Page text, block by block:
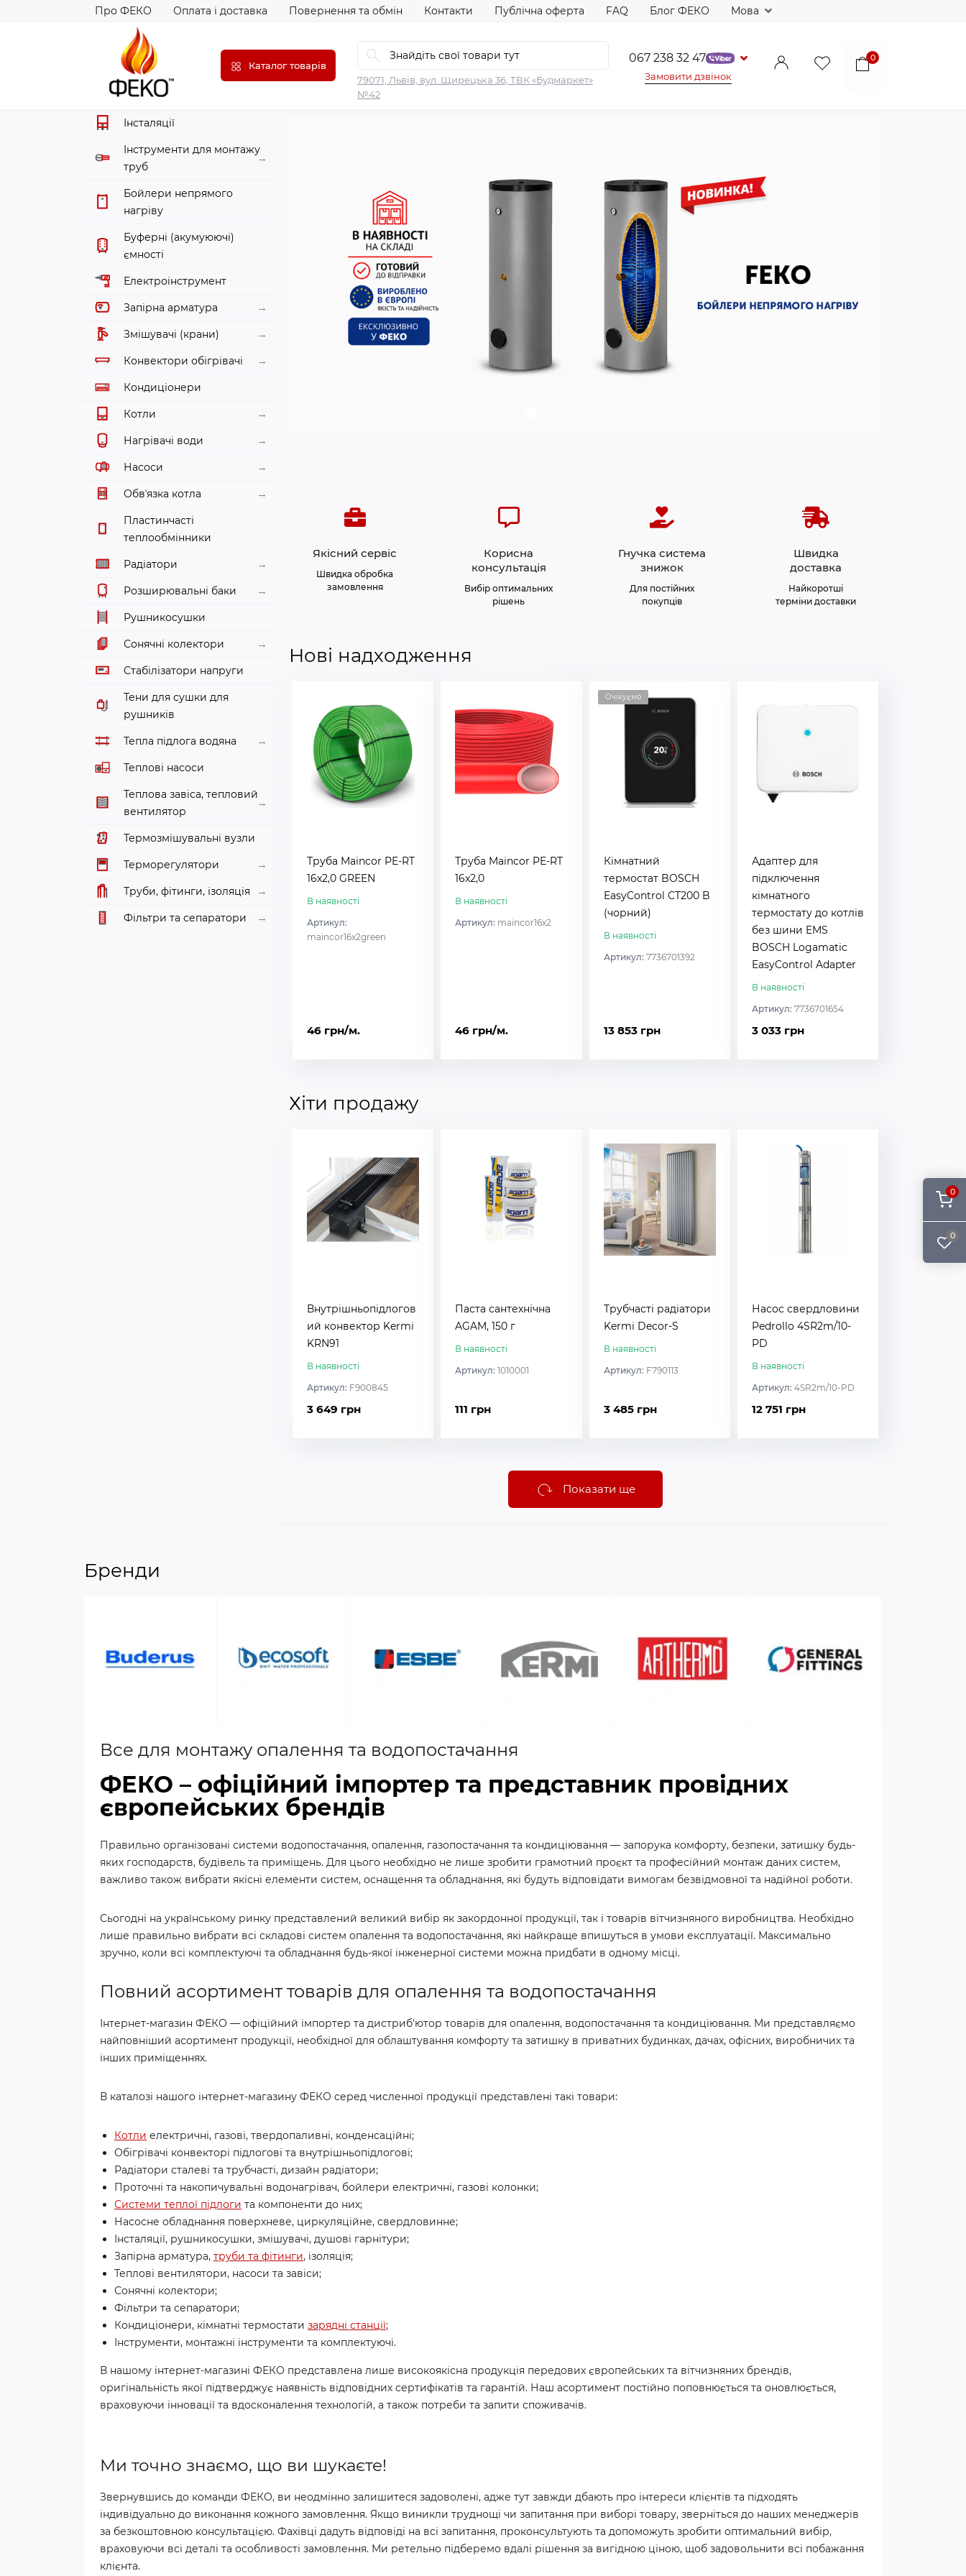
0
0
Про ФЕКО Оплата і доставка Повернення та обмін Контакти Публічна оферта FAQ Блог ФЕКО Мова
Каталог товарів
79071, Львів, вул. Щирецька 36, ТВК «Будмаркет»
№42
067 238 32 47
Замовити дзвінок
0
Інсталяції
Інструменти для монтажу
труб
Бойлери непрямого
нагріву
Буферні (акумуюючі)
ємності
Електроінструмент
Запірна арматура
Змішувачі (крани)
Конвектори обігрівачі
Кондиціонери
Котли
Нагрівачі води
Насоси
Обвʼязка котла
Пластинчасті
теплообмінники
Радіатори
Розширювальні баки
Рушникосушки
Сонячні колектори
Стабілізатори напруги
Тени для сушки для
рушників
Тепла підлога водяна
Теплові насоси
Теплова завіса, тепловий
вентилятор
Термозмішувальні вузли
Терморегулятори
Труби, фітинги, ізоляція
Фільтри та сепаратори
Якісний сервіс
Швидка обробка
замовлення
Корисна
консультація
Вибір оптимальних
рішень
Гнучка система
знижок
Для постійних
покупців
Швидка
доставка
Найкоротші
терміни доставки
Нові надходження
Труба Maincor PE-RT
16x2,0 GREEN
В наявності
Артикул:
maincor16x2green
46 грн/м.
Труба Maincor PE-RT
16x2,0
В наявності
Артикул: maincor16x2
46 грн/м.
Очікуємо
Кімнатний
термостат BOSCH
EasyControl CT200 B
(чорний)
В наявності
Артикул: 7736701392
13 853 грн
Адаптер для
підключення
кімнатного
термостату до котлів
без шини EMS
BOSCH Logamatic
EasyControl Adapter
В наявності
Артикул: 7736701654
3 033 грн
Хіти продажу
Внутрішньопідлогов
ий конвектор Kermi
KRN91
В наявності
Артикул: F900845
3 649 грн
Паста сантехнічна
AGAM, 150 г
В наявності
Артикул:1010001
111 грн
Трубчасті радіатори
Kermi Decor-S
В наявності
Артикул: F790113
3 485 грн
Насос свердловини
Pedrollo 4SR2m/10-
PD
В наявності
Артикул: 4SR2m/10-PD
12 751 грн
Показати ще
Бренди
Все для монтажу опалення та водопостачання
ФЕКО – офіційний імпортер та представник провідних
європейських брендів
Правильно організовані системи водопостачання, опалення, газопостачання та кондиціювання — запорука комфорту, безпеки, затишку будь-
яких господарств, будівель та приміщень. Для цього необхідно не лише зробити грамотний проєкт та професійний монтаж даних систем,
важливо також вибрати якісні елементи систем, оснащення та обладнання, які будуть відповідати вимогам безвідмовної та надійної роботи.
Сьогодні на українському ринку представлений великий вибір як закордонної продукції, так і товарів вітчизняного виробництва. Необхідно
лише правильно вибрати всі складові систем опалення та водопостачання, які найкраще впишуться в умови експлуатації. Максимально
зручно, коли всі комплектуючі та обладнання будь-якої інженерної системи можна придбати в одному місці.
Повний асортимент товарів для опалення та водопостачання
Інтернет-магазин ФЕКО — офіційний імпортер та дистриб'ютор товарів для опалення, водопостачання та кондиціювання. Ми представляємо
найповніший асортимент продукції, необхідної для облаштування комфорту та затишку в приватних будинках, дачах, офісних, виробничих та
інших приміщеннях.
В каталозі нашого інтернет-магазину ФЕКО серед численної продукції представлені такі товари:
Котли електричні, газові, твердопаливні, конденсаційні;
Обігрівачі конвекторі підлогові та внутрішньопідлогові;
Радіатори сталеві та трубчасті, дизайн радіатори;
Проточні та накопичувальні водонагрівач, бойлери електричні, газові колонки;
Системи теплої підлоги та компоненти до них;
Насосне обладнання поверхневе, циркуляційне, свердловинне;
Інсталяції, рушникосушки, змішувачі, душові гарнітури;
Запірна арматура, труби та фітинги, ізоляція;
Теплові вентилятори, насоси та завіси;
Сонячні колектори;
Фільтри та сепаратори;
Кондиціонери, кімнатні термостати зарядні станції;
Інструменти, монтажні інструменти та комплектуючі.
В нашому інтернет-магазині ФЕКО представлена лише високоякісна продукція передових європейських та вітчизняних брендів,
оригінальність якої підтверджує наявність відповідних сертифікатів та гарантій. Наш асортимент постійно поповнюється та оновлюється,
враховуючи інновації та вдосконалення технологій, а також потреби та запити споживачів.
Ми точно знаємо, що ви шукаєте!
Звернувшись до команди ФЕКО, ви неодмінно залишитеся задоволені, адже тут завжди дбають про інтереси клієнтів та підходять
індивідуально до виконання кожного замовлення. Якщо виникли труднощі чи запитання при виборі товару, зверніться до наших менеджерів
за безкоштовною консультацією. Фахівці дадуть відповіді на всі запитання, проконсультують та допоможуть зробити оптимальний вибір,
враховуючи всі деталі та особливості замовлення. Ми ретельно підберемо вдалі рішення за вигідною ціною, щоб задовольнити всі побажання
клієнта.